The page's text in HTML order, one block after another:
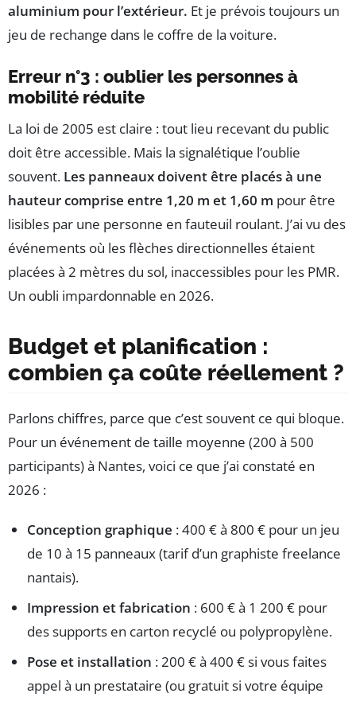
aluminium pour l’extérieur. Et je prévois toujours un
jeu de rechange dans le coffre de la voiture.
Erreur n°3 : oublier les personnes à
mobilité réduite
La loi de 2005 est claire : tout lieu recevant du public
doit être accessible. Mais la signalétique l’oublie
souvent. Les panneaux doivent être placés à une
hauteur comprise entre 1,20 m et 1,60 m pour être
lisibles par une personne en fauteuil roulant. J’ai vu des
événements où les flèches directionnelles étaient
placées à 2 mètres du sol, inaccessibles pour les PMR.
Un oubli impardonnable en 2026.
Budget et planification :
combien ça coûte réellement ?
Parlons chiffres, parce que c’est souvent ce qui bloque.
Pour un événement de taille moyenne (200 à 500
participants) à Nantes, voici ce que j’ai constaté en
2026 :
Conception graphique : 400 € à 800 € pour un jeu
de 10 à 15 panneaux (tarif d’un graphiste freelance
nantais).
Impression et fabrication : 600 € à 1 200 € pour
des supports en carton recyclé ou polypropylène.
Pose et installation : 200 € à 400 € si vous faites
appel à un prestataire (ou gratuit si votre équipe